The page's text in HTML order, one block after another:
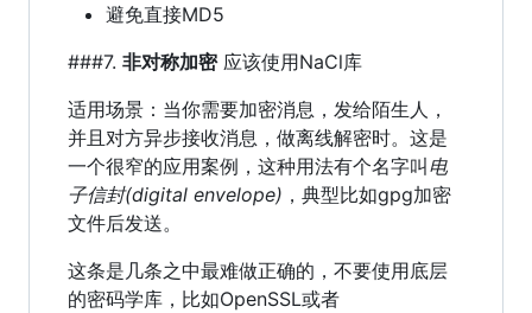
避免直接MD5
###7. 非对称加密应该使用NaCl库
适用场景：当你需要加密消息，发给陌生人，
并且对方异步接收消息，做离线解密时。这是
一个很窄的应用案例，这种用法有个名字叫电
子信封(digital envelope) ，典型比如gpg加密
文件后发送。
这条是几条之中最难做正确的，不要使用底层
的密码学库，比如OpenSSL或者